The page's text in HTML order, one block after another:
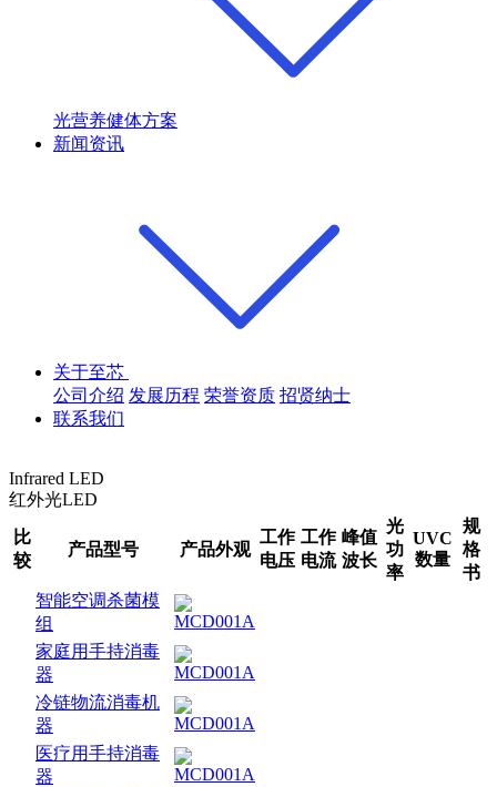
光营养健体方案
新闻资讯
关于至芯
公司介绍 发展历程 荣誉资质 招贤纳士
联系我们
Infrared LED
红外光LED
比
较
产品型号 产品外观
工作
电压
工作
电流
峰值
波长
光
功
率
UVC
数量
规
格
书
智能空调杀菌模
组
家庭用手持消毒
器
冷链物流消毒机
器
医疗用手持消毒
器